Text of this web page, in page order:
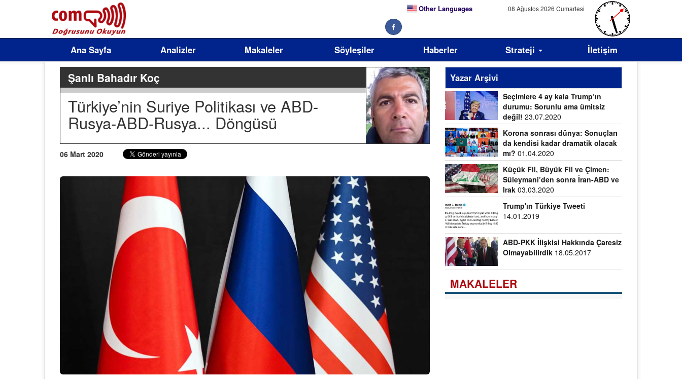
08 Ağustos 2026 Cumartesi
Other Languages
Ana Sayfa Analizler Makaleler Söyleşiler Haberler Strateji İletişim
Şanlı Bahadır Koç
Türkiye’nin Suriye Politikası ve ABD-
Rusya-ABD-Rusya... Döngüsü
06 Mart 2020
Yazar Arşivi
Seçimlere 4 ay kala Trump’ın
durumu: Sorunlu ama ümitsiz
değil! 23.07.2020
Korona sonrası dünya: Sonuçları
da kendisi kadar dramatik olacak
mı? 01.04.2020
Küçük Fil, Büyük Fil ve Çimen:
Süleymani’den sonra İran-ABD ve
Irak 03.03.2020
Trump'ın Türkiye Tweeti
14.01.2019
ABD-PKK İlişkisi Hakkında Çaresiz
Olmayabilirdik 18.05.2017
MAKALELER